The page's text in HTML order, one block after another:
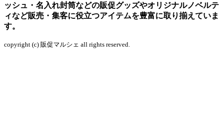
ッシュ・名入れ封筒などの販促グッズやオリジナルノベルテ
ィなど販売・集客に役立つアイテムを豊富に取り揃えていま
す。
copyright (c) 販促マルシェ all rights reserved.